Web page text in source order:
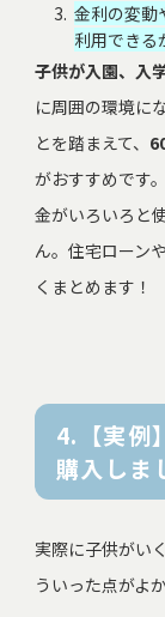
金利の変動
利用できる
子供が入園、入
に周囲の環境に
とを踏まえて、
がおすすめです
金がいろいろと
ん。住宅ローン
くまとめます！
4.【実例
購入しま
実際に子供がい
ういった点がよ